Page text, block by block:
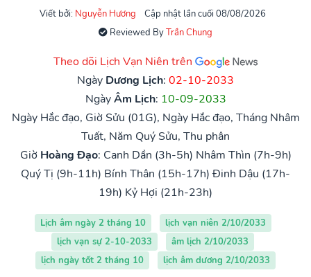
Viết bởi: Nguyễn Hương
Cập nhật lần cuối 08/08/2026
Reviewed ByTrần Chung
Theo dõi Lịch Vạn Niên trên
Ngày Dương Lịch: 02-10-2033
NgàyÂm Lịch: 10-09-2033
Ngày Hắc đạo, Giờ Sửu (01G), Ngày Hắc đạo, Tháng Nhâm
Tuất, Năm Quý Sửu, Thu phân
Giờ Hoàng Đạo: Canh Dần (3h-5h) Nhâm Thìn (7h-9h)
Quý Tị (9h-11h) Bính Thân (15h-17h) Đinh Dậu (17h-
19h) Kỷ Hợi (21h-23h)
Lịch âm ngày 2 tháng 10
lịch vạn niên 2/10/2033
lịch vạn sự 2-10-2033
âm lịch 2/10/2033
lịch ngày tốt 2 tháng 10
lịch âm dương 2/10/2033